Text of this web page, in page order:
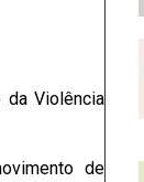
da Violência
de